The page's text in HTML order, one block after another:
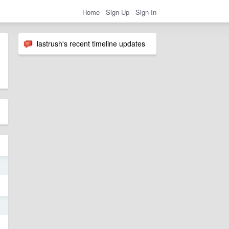
Home Sign Up Sign In
lastrush's recent timeline updates